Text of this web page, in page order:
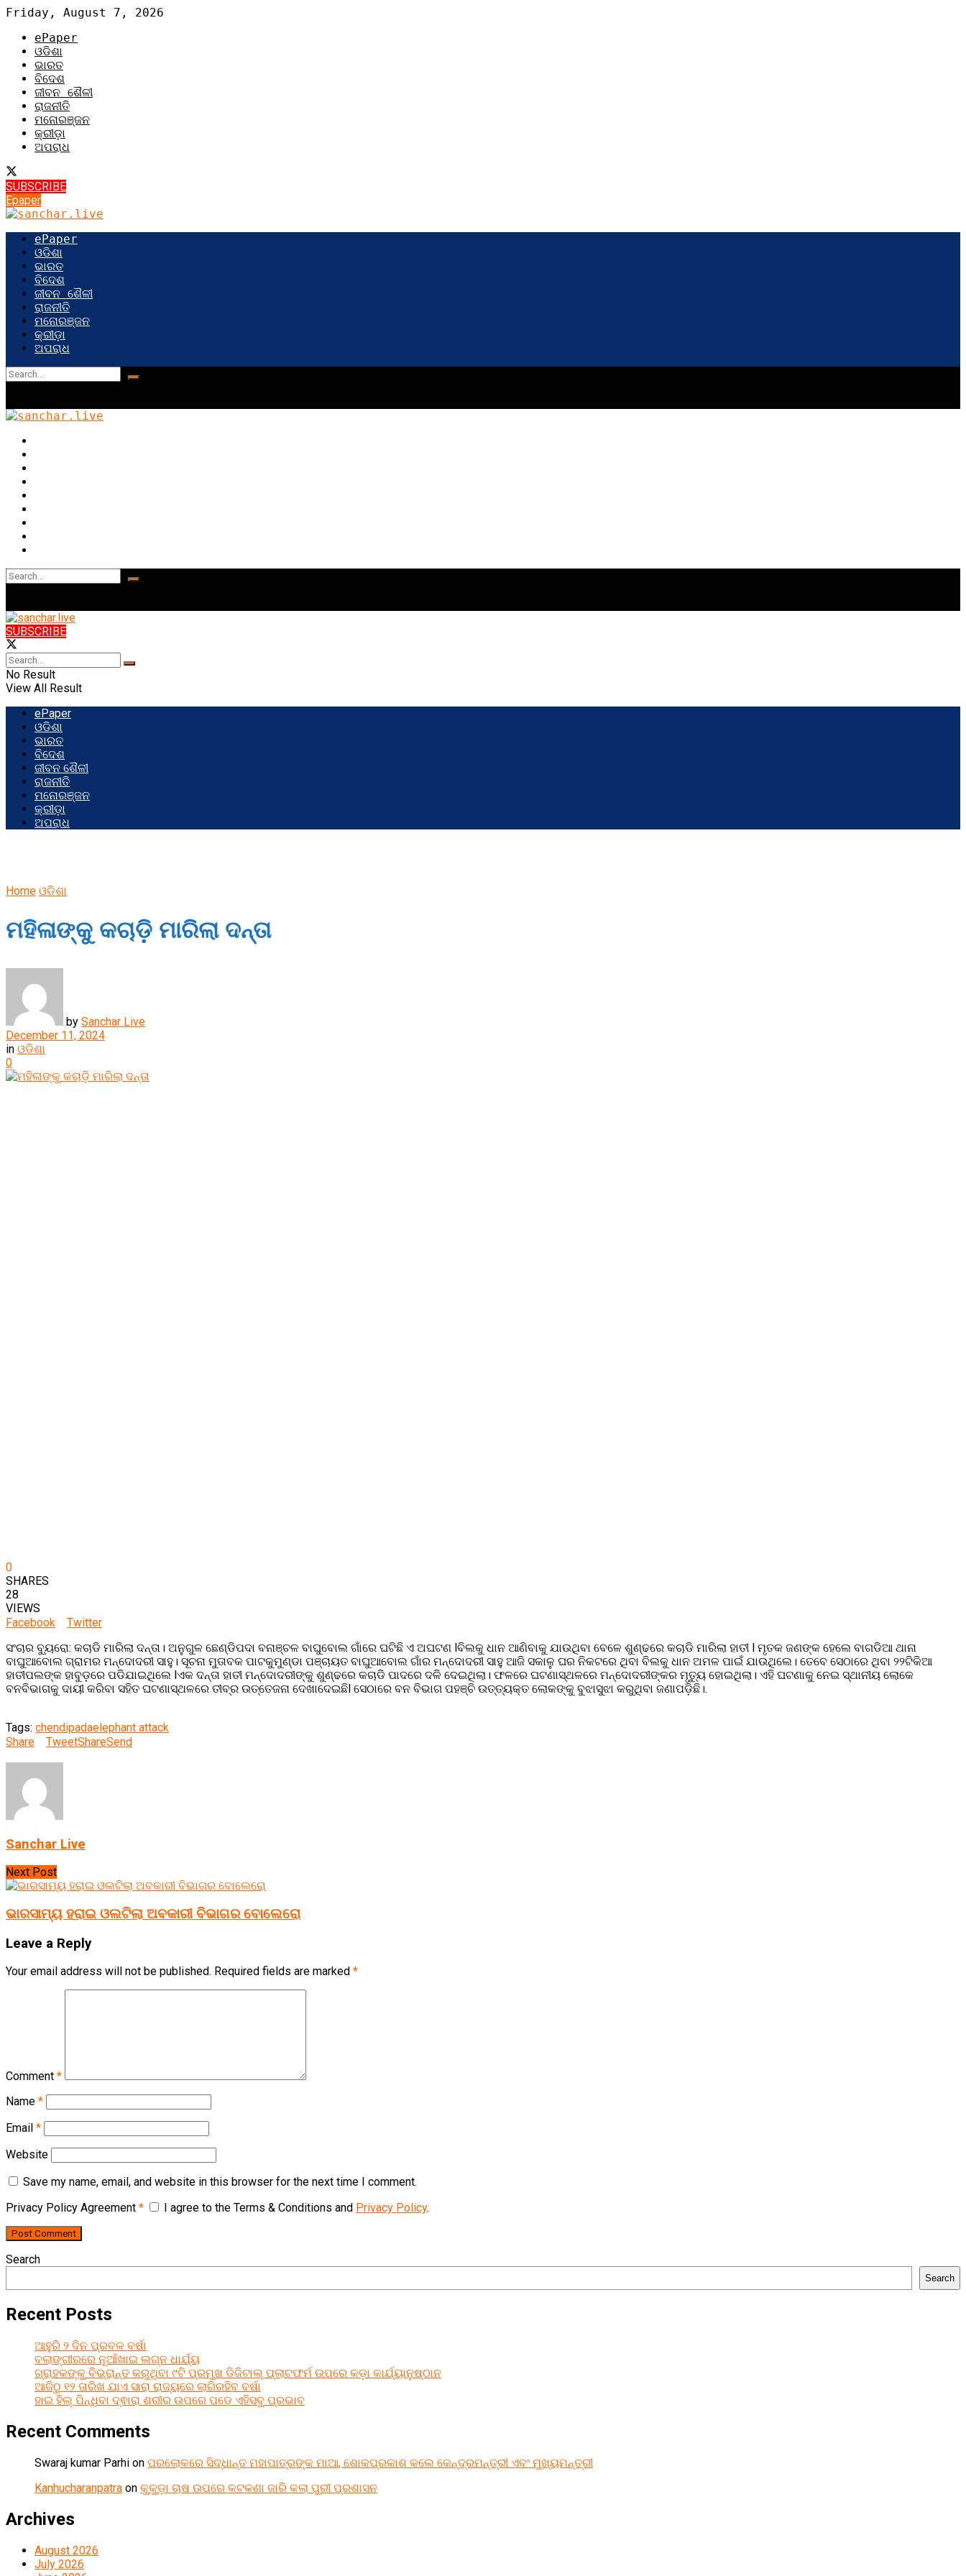
Friday, August 7, 2026
ePaper
ଓଡିଶା
ଭାରତ
ବିଦେଶ
ଜୀବନ ଶୈଳୀ
ରାଜନୀତି
ମନୋରଞ୍ଜନ
କ୍ରୀଡ଼ା
ଅପରାଧ
SUBSCRIBE
Epaper
ePaper
ଓଡିଶା
ଭାରତ
ବିଦେଶ
ଜୀବନ ଶୈଳୀ
ରାଜନୀତି
ମନୋରଞ୍ଜନ
କ୍ରୀଡ଼ା
ଅପରାଧ
SUBSCRIBE
No Result
View All Result
ePaper
ଓଡିଶା
ଭାରତ
ବିଦେଶ
ଜୀବନ ଶୈଳୀ
ରାଜନୀତି
ମନୋରଞ୍ଜନ
କ୍ରୀଡ଼ା
ଅପରାଧ
Home ଓଡିଶା
ମହିଳାଙ୍କୁ କଚାଡ଼ି ମାରିଲା ଦନ୍ତା
by Sanchar Live
December 11, 2024
in ଓଡିଶା
0
0
SHARES
28
VIEWS
Facebook
Twitter
ସଂଚାର ବ୍ୟୁରୋ: କଚାଡି ମାରିଲା ଦନ୍ତା। ଅନୁଗୁଳ ଛେଣ୍ଡିପଦା ବନାଞ୍ଚଳ ବାଘୁବୋଲ ଗାଁରେ ଘଟିଛି ଏ ଅଘଟଣ lବିଲକୁ ଧାନ ଆଣିବାକୁ ଯାଉଥିବା ବେଳେ ଶୁଣ୍ଢରେ କଚାଡି ମାରିଲା ହାତୀ l ମୃତକ ଜଣଙ୍କ ହେଲେ ବାଗଡିଆ ଥାନା
ବାଘୁଆବୋଲ ଗ୍ରାମର ମନ୍ଦୋଦରୀ ସାହୁ। ସୂଚନା ମୁତାବକ ପାଟକୁମୁଣ୍ଡା ପଞ୍ଚାୟତ ବାଘୁଆବୋଲ ଗାଁର ମନ୍ଦୋଦରୀ ସାହୁ ଆଜି ସକାଳୁ ଘର ନିକଟରେ ଥିବା ବିଲକୁ ଧାନ ଅମଳ ପାଇଁ ଯାଉଥିଲେ। ତେବେ ସେଠାରେ ଥିବା ୨୨ଟିକିଆ
ହାତୀପଲଙ୍କ ହାବୁଡ଼ରେ ପଡିଯାଇଥିଲେ lଏକ ଦନ୍ତା ହାତୀ ମନ୍ଦୋଦରୀଙ୍କୁ ଶୁଣ୍ଢରେ କଚାଡି ପାଦରେ ଦଳି ଦେଇଥିଲା। ଫଳରେ ଘଟଣାସ୍ଥଳରେ ମନ୍ଦୋଦରୀଙ୍କର ମୃତ୍ୟୁ ହୋଇଥିଲା। ଏହି ଘଟଣାକୁ ନେଇ ସ୍ଥାନୀୟ ଲୋକେ
ବନବିଭାଗକୁ ଦାୟୀ କରିବା ସହିତ ଘଟଣାସ୍ଥଳରେ ତୀବ୍ର ଉତ୍ତେଜନା ଦେଖାଦେଇଛିl ସେଠାରେ ବନ ବିଭାଗ ପହଞ୍ଚି ଉତ୍ତ୍ୟକ୍ତ ଲୋକଙ୍କୁ ବୁଝାସୁଝା କରୁଥିବା ଜଣାପଡ଼ିଛି।.
Tags: chendipadaelephant attack
Share
TweetShareSend
Sanchar Live
Next Post
ଭାରସାମ୍ୟ ହରାଇ ଓଲଟିଲା ଅବକାରୀ ବିଭାଗର ବୋଲେରୋ
Leave a Reply
Your email address will not be published. Required fields are marked *
Comment *
Name *
Email *
Website
Save my name, email, and website in this browser for the next time I comment.
Privacy Policy Agreement * I agree to the Terms & Conditions and Privacy Policy.
Search
Search
Recent Posts
ଆହୁରି ୨ ଦିନ ପ୍ରବଳ ବର୍ଷା
ବଲାଙ୍ଗୀରରେ ନୂଆଁଖାଇ ଲଗ୍ନ ଧାର୍ଯ୍ୟ
ଗ୍ରାହକଙ୍କୁ ବିଭ୍ରାନ୍ତ କରୁଥିବା ୯ଟି ପ୍ରମୁଖ ଡିଜିଟାଲ୍ ପ୍ଲାଟଫର୍ମ ଉପରେ କଡ଼ା କାର୍ଯ୍ୟାନୁଷ୍ଠାନ
ଆଜିଠୁ ୧୨ ତାରିଖ ଯାଏ ସାରା ରାଜ୍ୟରେ ଲାଗିରହିବ ବର୍ଷା
ହାଇ ହିଲ୍ ପିନ୍ଧିବା ଦ୍ଵାରା ଶରୀର ଉପରେ ପଡେ ଏହିସବୁ ପ୍ରଭାବ
Recent Comments
Swaraj kumar Parhi on ପରଲୋକରେ ସିଦ୍ଧାନ୍ତ ମହାପାତ୍ରଙ୍କ ମାଆ, ଶୋକପ୍ରକାଶ କଲେ କେନ୍ଦ୍ରମନ୍ତ୍ରୀ ଏବଂ ମୁଖ୍ୟମନ୍ତ୍ରୀ
Kanhucharanpatra on କୁକୁଡ଼ା ଚାଷ ଉପରେ କଟକଣା ଜାରି କଲା ପୁରୀ ପ୍ରଶାସନ
Archives
August 2026
July 2026